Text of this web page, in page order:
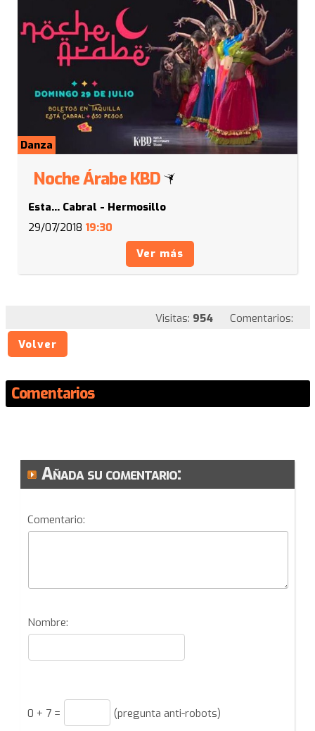
Danza
Noche Árabe KBD
Esta... Cabral - Hermosillo
29/07/2018 19:30
Ver más
Visitas: 954
Comentarios:
Volver
Comentarios
Añada su comentario:
Comentario:
Nombre:
0 + 7= (pregunta anti-robots)